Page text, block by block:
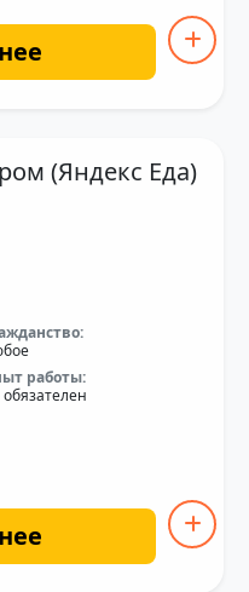
(Яндекс Еда)
работы: